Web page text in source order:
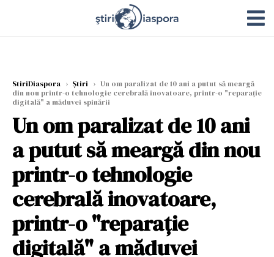
StiriDiaspora › Știri › Un om paralizat de 10 ani a putut să meargă
din nou printr-o tehnologie cerebrală inovatoare, printr-o "reparație
digitală" a măduvei spinării
Un om paralizat de 10 ani
a putut să meargă din nou
printr-o tehnologie
cerebrală inovatoare,
printr-o "reparație
digitală" a măduvei